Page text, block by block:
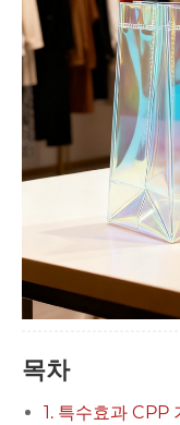
목차
1. 특수효과 CPP